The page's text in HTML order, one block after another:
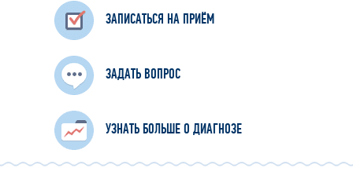
ЗАПИСАТЬСЯ НА ПРИЁМ
ЗАДАТЬ ВОПРОС
УЗНАТЬ БОЛЬШЕ О ДИАГНОЗЕ